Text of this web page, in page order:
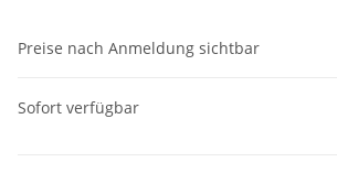
Preise nach Anmeldung sichtbar
Sofort verfügbar